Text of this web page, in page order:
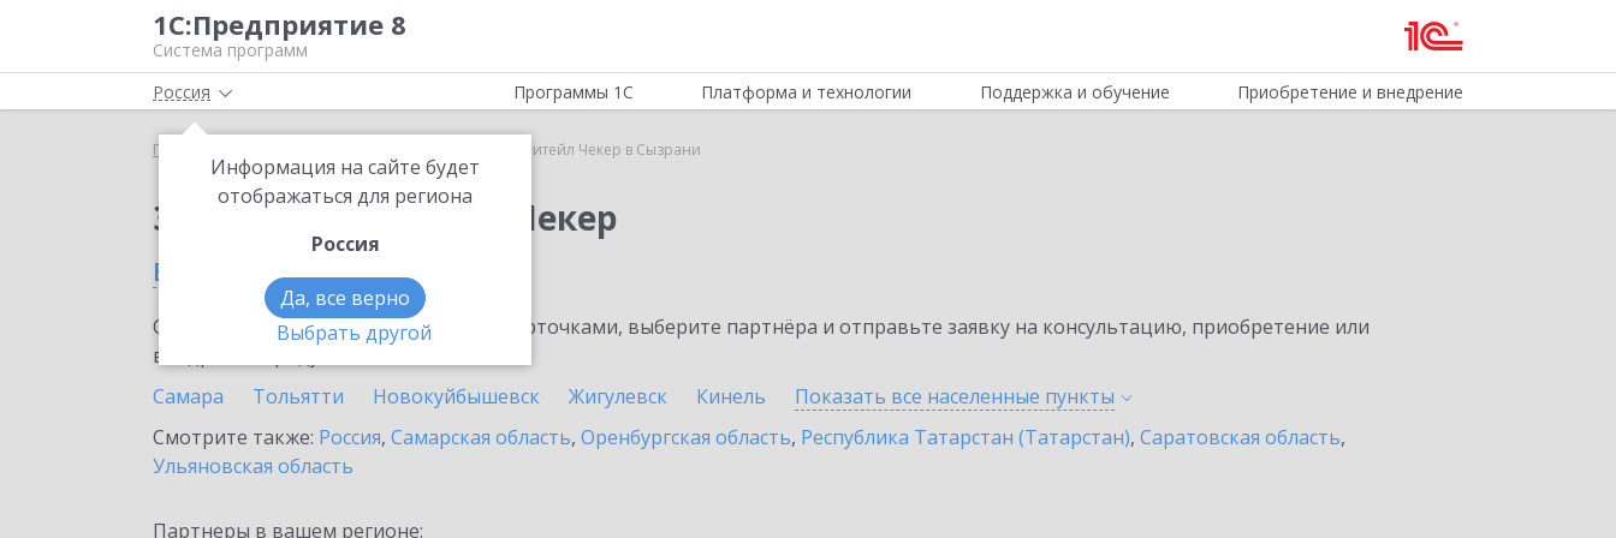
1С:Предприятие 8
Система программ
Россия
Информация на сайте будет
отображаться для региона
Россия
Да, все верно
Выбрать другой
Программы 1С Платформа и технологии Поддержка и обучение Приобретение и внедрение
Главная 1C-Ритейл Чекер в Сызрани
Заказать 1C-Ритейл Чекер
в Сызрани
Ознакомьтесь с информационными карточками, выберите партнёра и отправьте заявку на консультацию, приобретение или
внедрение продукта.
Самара
Тольятти Новокуйбышевск Жигулевск Кинель Показать все населенные пункты
Смотрите также: Россия, Самарская область, Оренбургская область, Республика Татарстан (Татарстан), Саратовская область,
Ульяновская область
Партнеры в вашем регионе: